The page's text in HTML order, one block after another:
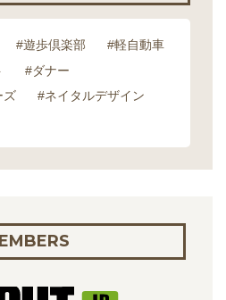
#遊歩倶楽部
#軽自動車
#ダナー
ズ
#ネイタルデザイン